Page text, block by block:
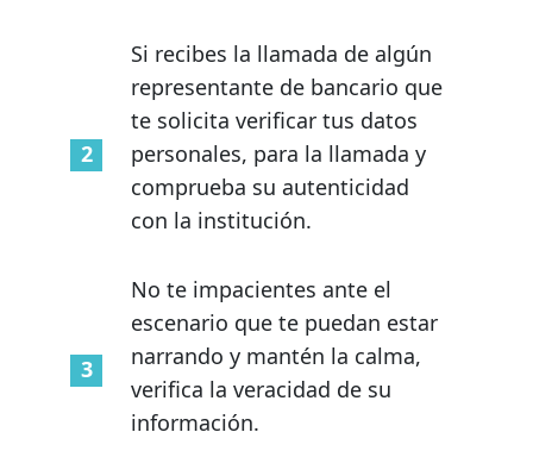
Si recibes la llamada de algún
representante de bancario que
te solicita verificar tus datos
personales, para la llamada y
comprueba su autenticidad
con la institución.
No te impacientes ante el
escenario que te puedan estar
narrando y mantén la calma,
verifica la veracidad de su
información.